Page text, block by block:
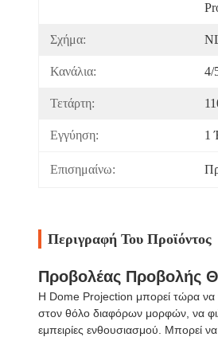
Σχήμα:
Κανάλια: 4/
Τετάρτη:
Εγγύηση: 1
Επισημαίνω:
Περιγραφή Του Προϊόντος
Προβολέας Προβολής
Η Dome Projection μπορεί τώρα να
στον θόλο διαφόρων μορφών, να
εμπειρίες ενθουσιασμού. Μπορεί